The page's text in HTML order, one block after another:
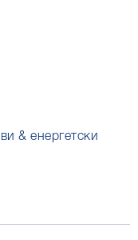
& енергетски